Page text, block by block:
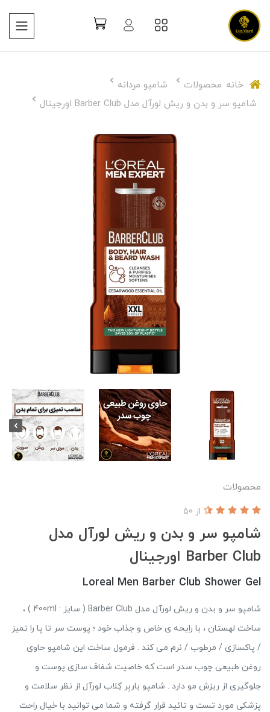
خانه محصولات
شامپو مردانه
شامپو سر و بدن و ریش لورآل مدل Barber Club اورجینال
محصولات
شامپو سر و بدن و ریش لورآل مدل
Barber Club اورجینال
از 50
Loreal Men Barber Club Shower Gel
شامپو سر و بدن و ریش لورآل مدل Barber Club ( سایز : 400ml ) ،
ساخت لهستان ، با رایحه ی خاص و جذاب خود ؛ پوست سر تا پا را تمیز
/ پاکسازی / مرطوب / نرم می کند . فرمول ساخت این شامپو حاوی
روغن طبیعی چوب سدر است که خاصیت شفاف سازی پوست و
جلوگیری از ریزش مو دارد . شامپو باربِر کِلاب لورآل از نظر سلامت و
پزشکی مورد تست و تائید قرار گرفته و شما می توانید با خیال راحت